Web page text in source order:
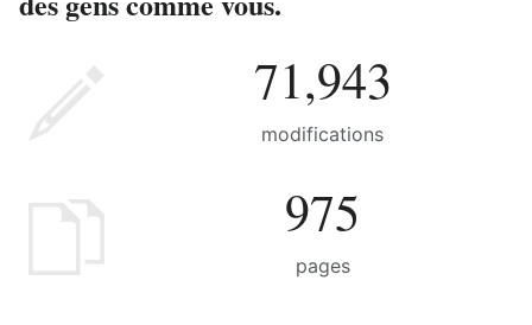
71,943
modifications
975
pages